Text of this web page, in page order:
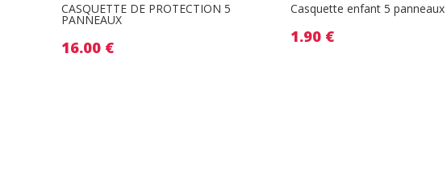
CASQUETTE DE PROTECTION 5
PANNEAUX
16.00 €
Casquette enfant 5 panneaux
1.90 €